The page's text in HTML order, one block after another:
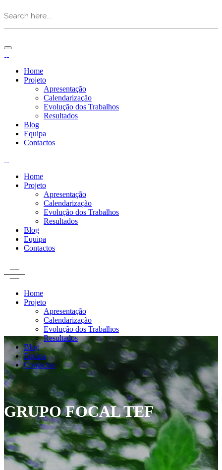
Home
Projeto
Apresentação
Calendarização
Evolução dos Trabalhos
Resultados
Blog
Equipa
Contactos
Home
Projeto
Apresentação
Calendarização
Evolução dos Trabalhos
Resultados
Blog
Equipa
Contactos
Home
Projeto
Apresentação
Calendarização
Evolução dos Trabalhos
Resultados
Blog
Equipa
Contactos
GRUPO FOCAL TEF